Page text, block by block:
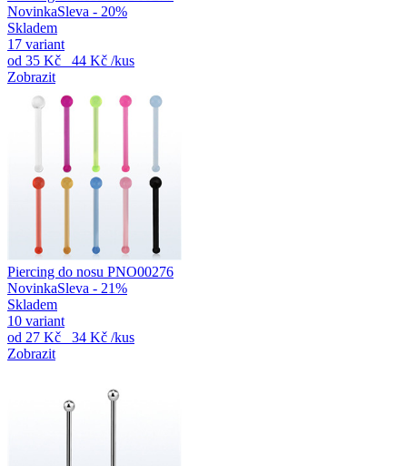
NovinkaSleva - 20%
Skladem
17 variant
od 35 Kč 44 Kč /kus
Zobrazit
Piercing do nosu PNO00276
NovinkaSleva - 21%
Skladem
10 variant
od 27 Kč 34 Kč /kus
Zobrazit